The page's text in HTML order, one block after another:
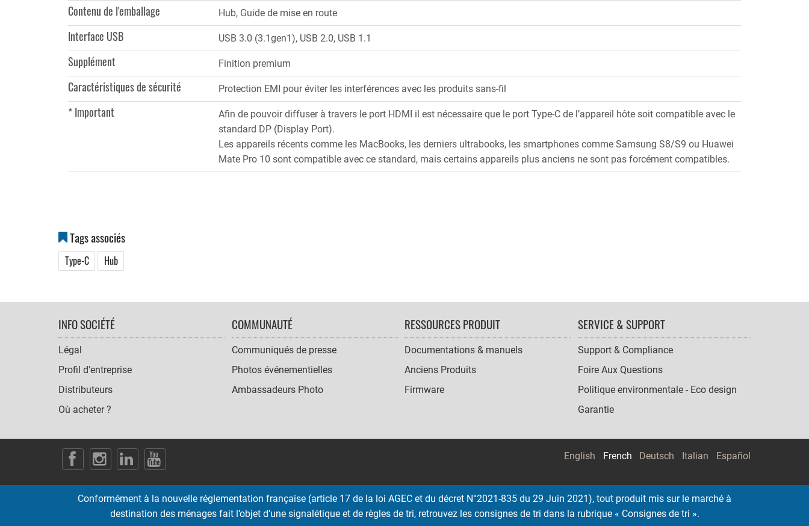
Contenu de l'emballage Hub, Guide de mise en route
Interface USB USB 3.0 (3.1gen1), USB 2.0, USB 1.1
Supplément Finition premium
Caractéristiques de sécurité Protection EMI pour éviter les interférences avec les produits sans-fil
* Important
Afin de pouvoir diffuser à travers le port HDMI il est nécessaire que le port Type-C de l’appareil hôte soit compatible avec le
standard DP (Display Port).
Les appareils récents comme les MacBooks, les derniers ultrabooks, les smartphones comme Samsung S8/S9 ou Huawei
Mate Pro 10 sont compatible avec ce standard, mais certains appareils plus anciens ne sont pas forcément compatibles.
Tags associés
Type-C Hub
FOOTER
NAVIGATION
INFO SOCIÉTÉ
Légal
Profil d'entreprise
Distributeurs
Où acheter ?
COMMUNAUTÉ
Communiqués de presse
Photos événementielles
Ambassadeurs Photo
RESSOURCES PRODUIT
Documentations & manuels
Anciens Produits
Firmware
SERVICE & SUPPORT
Support & Compliance
Foire Aux Questions
Politique environmentale - Eco design
Garantie
SOCIAL
English French Deutsch Italian Español
Copyright © 2026 EMTEC, All rights reserved.
Conformément à la nouvelle réglementation française (article 17 de la loi AGEC et du décret N°2021-835 du 29 Juin 2021), tout produit mis sur le marché à
destination des ménages fait l’objet d’une signalétique et de règles de tri, retrouvez les consignes de tri dans la rubrique « Consignes de tri ».